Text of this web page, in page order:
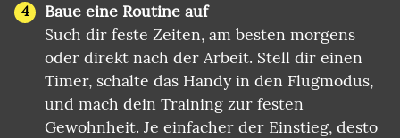
Baue eine Routine auf
Such dir feste Zeiten, am besten morgens
oder direkt nach der Arbeit. Stell dir einen
Timer, schalte das Handy in den Flugmodus,
und mach dein Training zur festen
Gewohnheit. Je einfacher der Einstieg, desto